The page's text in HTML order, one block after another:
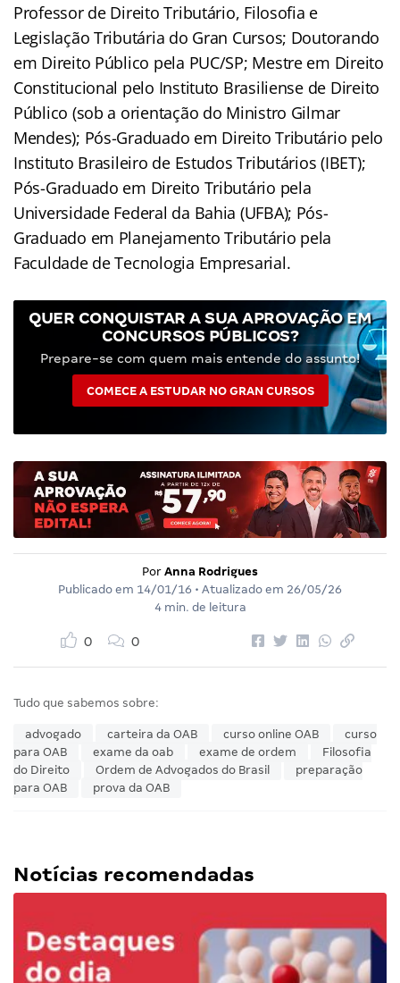
Professor de Direito Tributário, Filosofia e
Legislação Tributária do Gran Cursos; Doutorando
em Direito Público pela PUC/SP; Mestre em Direito
Constitucional pelo Instituto Brasiliense de Direito
Público (sob a orientação do Ministro Gilmar
Mendes); Pós-Graduado em Direito Tributário pelo
Instituto Brasileiro de Estudos Tributários (IBET);
Pós-Graduado em Direito Tributário pela
Universidade Federal da Bahia (UFBA); Pós-
Graduado em Planejamento Tributário pela
Faculdade de Tecnologia Empresarial.
QUER CONQUISTAR A SUA APROVAÇÃO EM
CONCURSOS PÚBLICOS?
Prepare-se com quem mais entende do assunto!
COMECE A ESTUDAR NO GRAN CURSOS
Por Anna Rodrigues
Publicado em 14/01/16 • Atualizado em 26/05/26
4 min. de leitura
0 0
Tudo que sabemos sobre:
advogado carteira da OAB curso online OAB
curso
para OAB
exame da oab exame de ordem
Filosofia
do Direito
Ordem de Advogados do Brasil
preparação
para OAB
prova da OAB
Notícias recomendadas